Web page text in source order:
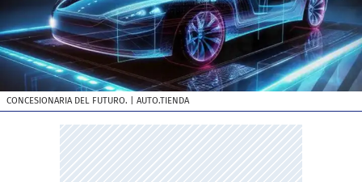
CONCESIONARIA DEL FUTURO. | AUTO.TIENDA